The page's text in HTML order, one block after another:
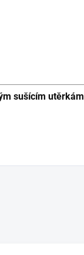
sušícím utěrkám